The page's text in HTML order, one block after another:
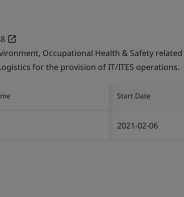
Occupational Health & Safety related
for the provision of IT/ITES operations.
Start Date
2021-02-06